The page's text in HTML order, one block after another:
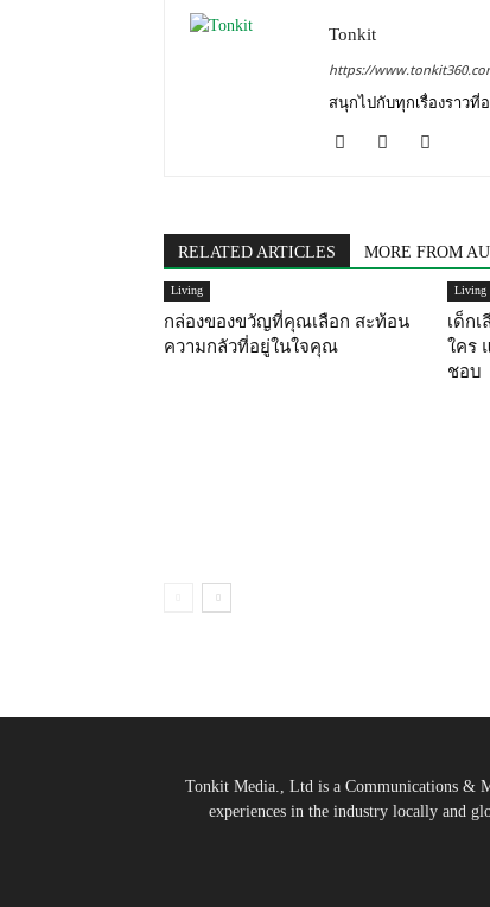
Tonkit
https://
สนุกไปกับทุกเรื่องราว
RELATED ARTICLES MORE FROM
Living
กล่องของขวัญที่คุณเลือก สะท้อน
ความกลัวที่อยู่ในใจคุณ
Living
เด็ก
ใคร
ชอบ
Tonkit Media., Ltd is a Communications &
experiences in the industry locally and